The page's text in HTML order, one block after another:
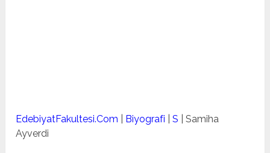
EdebiyatFakultesi.Com Biyografi |S |Samiha
Ayverdi